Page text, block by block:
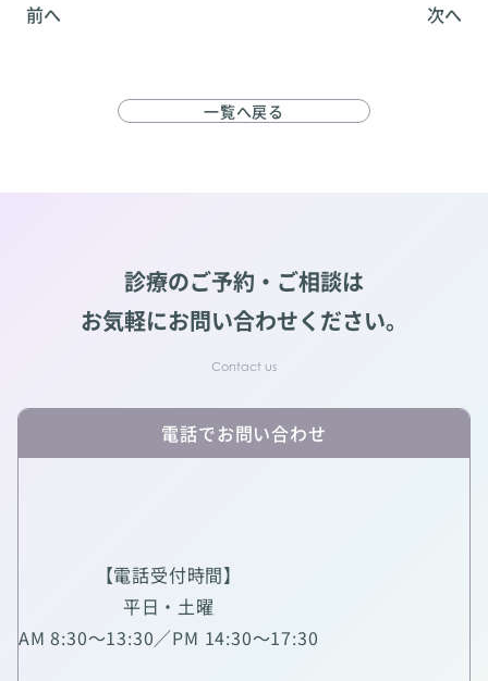
前へ 次へ
一覧へ戻る
診療のご予約・ご相談は
お気軽にお問い合わせください。
電話でお問い合わせ
【電話受付時間】
平日・土曜
AM 8:30～13:30／PM 14:30～17:30